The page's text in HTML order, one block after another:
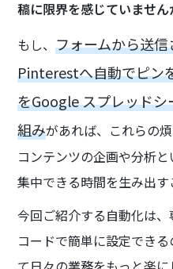
稿に限界を感じていません
もし、フォームから送
Pinterestへ自動でピン
をGoogle スプレッド
組みがあれば、これらの
コンテンツの企画や分析
集中できる時間を生み出す
今回ご紹介する自動化は
コードで簡単に設定でき